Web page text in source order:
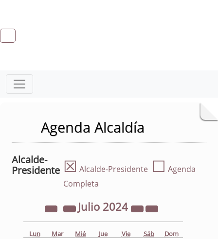
Agenda Alcaldía
Alcalde-
Presidente ☒ Alcalde-Presidente ☐ Agenda
Completa
Julio 2024
Lun Mar Mié Jue Vie Sáb Dom